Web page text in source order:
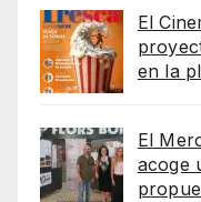
El
en la
El
acoge